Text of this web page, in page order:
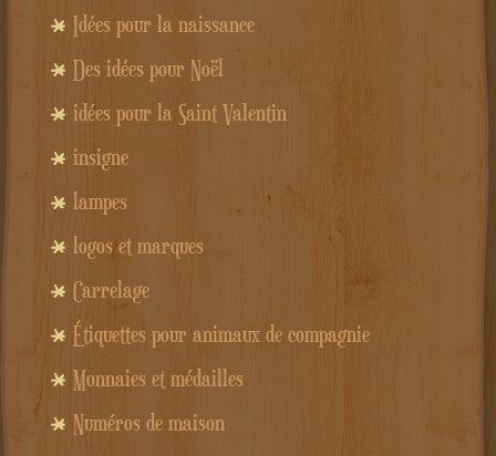
Idées pour la naissance
Des idées pour Noël
idées pour la Saint Valentin
insigne
lampes
logos et marques
Carrelage
Étiquettes pour animaux de compagnie
Monnaies et médailles
Numéros de maison